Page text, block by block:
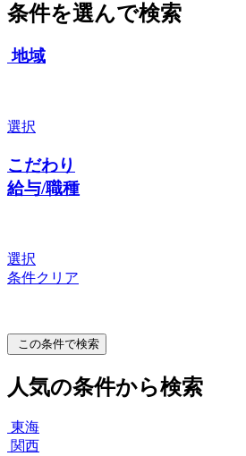
条件を選んで検索
地域
選択
こだわり
給与/職種
選択
条件クリア
この条件で検索
人気の条件から検索
東海
関西